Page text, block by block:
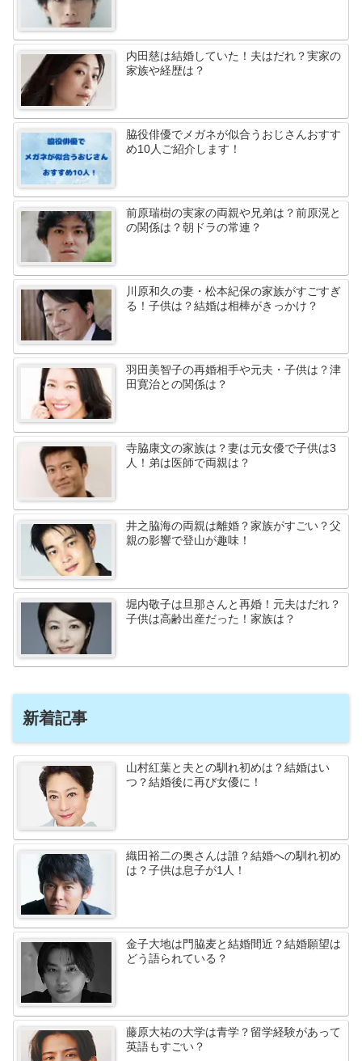
内田慈は結婚していた！夫はだれ？実家の
家族や経歴は？
脇役俳優でメガネが似合うおじさんおすす
め10人ご紹介します！
前原瑞樹の実家の両親や兄弟は？前原滉と
の関係は？朝ドラの常連？
川原和久の妻・松本紀保の家族がすごすぎ
る！子供は？結婚は相棒がきっかけ？
羽田美智子の再婚相手や元夫・子供は？津
田寛治との関係は？
寺脇康文の家族は？妻は元女優で子供は3
人！弟は医師で両親は？
井之脇海の両親は離婚？家族がすごい？父
親の影響で登山が趣味！
堀内敬子は旦那さんと再婚！元夫はだれ？
子供は高齢出産だった！家族は？
新着記事
山村紅葉と夫との馴れ初めは？結婚はい
つ？結婚後に再び女優に！
織田裕二の奥さんは誰？結婚への馴れ初め
は？子供は息子が1人！
金子大地は門脇麦と結婚間近？結婚願望は
どう語られている？
藤原大祐の大学は青学？留学経験があって
英語もすごい？